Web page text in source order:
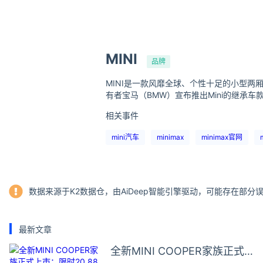
MINI 品牌
MINI是一款风靡全球、个性十足的小型两
有者宝马（BMW）宣布推出Mini的继承车
相关事件
mini汽车 minimax minimax官网
数据来源于K2数据仓，由AiDeep智能引擎驱动，可能存在部分
最新文章
全新MINI COOPER家族正式